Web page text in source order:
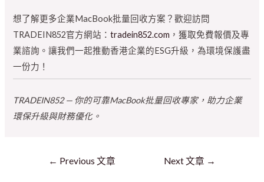
想了解更多企業MacBook批量回收方案？歡迎訪問
TRADEIN852官方網站：tradein852.com ，獲取免費報價及專
業諮詢。讓我們一起推動香港企業的ESG升級，為環境保護盡
一份力！
TRADEIN852 — 你的可靠MacBook批量回收專家，助力企業
環保升級與財務優化。
← Previous 文章 Next 文章 →